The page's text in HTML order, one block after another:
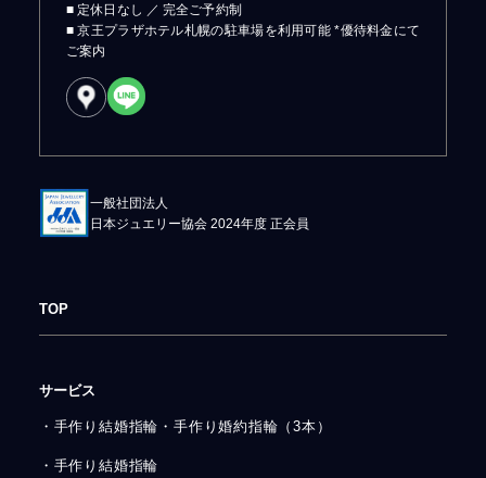
■ 定休日なし ／ 完全ご予約制
■ 京王プラザホテル札幌の駐車場を利用可能 *優待料金にて
ご案内
一般社団法人
日本ジュエリー協会 2024年度 正会員
TOP
サービス
・手作り結婚指輪・手作り婚約指輪（3本）
・手作り結婚指輪